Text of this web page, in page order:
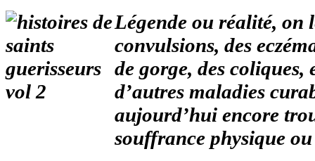
Légende ou réalité, on
convulsions, des
de gorge, des
d’autres maladies
aujourd’hui encore
souffrance physique